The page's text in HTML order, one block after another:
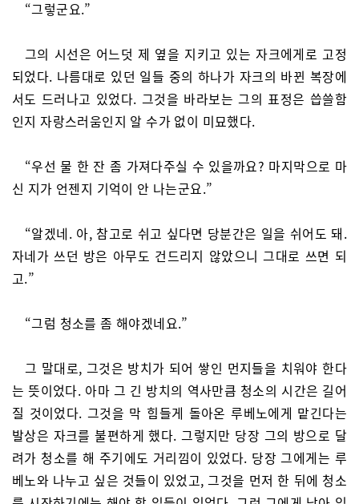
“그렇군요.”
그의 시선은 어느덧 제 옆을 지키고 있는 자크에게로 고정
되었다. 나름대로 있던 일들 중의 하나가 자크의 바뀐 복장에
서도 드러나고 있었다. 그것을 바라보는 그의 표정은 씁쓸함
인지 자랑스러움인지 알 수가 없이 미묘했다.
“우선 물 한 잔 좀 가져다주실 수 있을까요? 마지막으로 마
신 지가 언젠지 기억이 안 나는군요.”
“알겠네. 아, 참고로 쉬고 싶다면 당분간은 일을 쉬어도 돼.
자네가 쓰던 방은 아무도 건드리지 않았으니 그대로 쓰면 되
고.”
“그럼 청소를 좀 해야겠네요.”
그 말대로, 그것은 방치가 되어 쌓인 먼지들을 치워야 한다
는 뜻이었다. 아마 그 긴 방치의 역사만큼 청소의 시간은 길어
질 것이었다. 그것을 막 힘들게 돌아온 루베노에게 맡긴다는
발상은 자크를 불편하게 했다. 그렇지만 당장 그의 방으로 달
려가 청소를 해 주기에도 거리낌이 있었다. 당장 그에게는 루
베노와 나누고 싶은 것들이 있었고, 그것을 먼저 한 뒤에 청소